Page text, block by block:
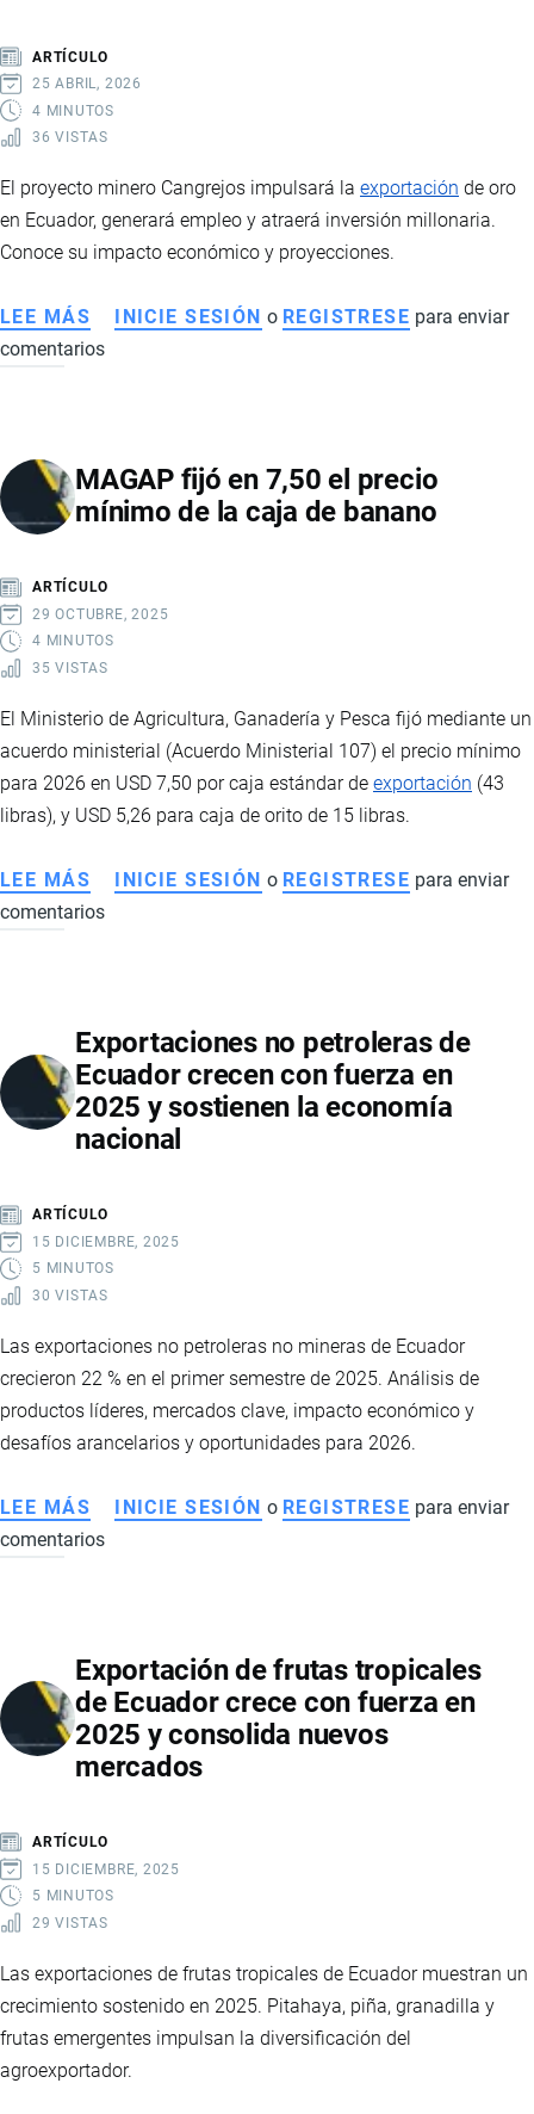
PROCESO
PASO
ARTÍCULO
25 ABRIL, 2026
4 MINUTOS
36 VISTAS
El proyecto minero Cangrejos impulsará la exportación de oro
en Ecuador, generará empleo y atraerá inversión millonaria.
Conoce su impacto económico y proyecciones.
LEE MÁS SOBRE
PROYECTO
MINA
DE
IMPULSARÁ
LA
ECONOMÍA
EMPLEO
ECUADOR
INICIE SESIÓN o REGISTRESE para enviar
comentarios
MAGAP fijó en 7,50 el precio
mínimo de la caja de banano
ARTÍCULO
29 OCTUBRE, 2025
4 MINUTOS
35 VISTAS
El Ministerio de Agricultura, Ganadería y Pesca fijó mediante un
acuerdo ministerial (Acuerdo Ministerial 107) el precio mínimo
para 2026 en USD 7,50 por caja estándar de exportación (43
libras), y USD 5,26 para caja de orito de 15 libras.
LEE MÁS SOBRE
MAGAP
EL
PRECIO
MÍNIMO
DE
DE
BANANO
INICIE SESIÓN o REGISTRESE para enviar
comentarios
Exportaciones no petroleras de
Ecuador crecen con fuerza en
2025 y sostienen la economía
nacional
ARTÍCULO
15 DICIEMBRE, 2025
5 MINUTOS
30 VISTAS
Las exportaciones no petroleras no mineras de Ecuador
crecieron 22 % en el primer semestre de 2025. Análisis de
productos líderes, mercados clave, impacto económico y
desafíos arancelarios y oportunidades para 2026.
LEE MÁS SOBRE
EXPORTACIONES
ECUADOR
CRECEN
CON
FUERZA
Y
SOSTIENEN
LA
INICIE SESIÓN o REGISTRESE para enviar
comentarios
Exportación de frutas tropicales
de Ecuador crece con fuerza en
2025 y consolida nuevos
mercados
ARTÍCULO
15 DICIEMBRE, 2025
5 MINUTOS
29 VISTAS
Las exportaciones de frutas tropicales de Ecuador muestran un
crecimiento sostenido en 2025. Pitahaya, piña, granadilla y
frutas emergentes impulsan la diversificación del
agroexportador.